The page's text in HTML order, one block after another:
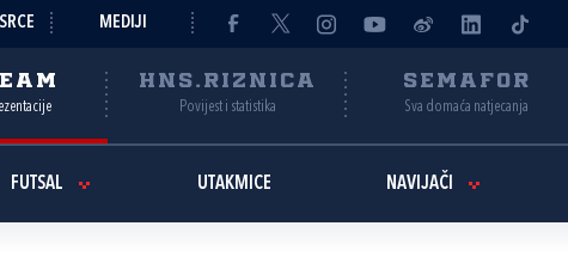
MEDIJI
HNS.RIZNICA
Povijest i statistika
SEMAFOR
Sva domaća natjecanja
FUTSAL UTAKMICE NAVIJAČI